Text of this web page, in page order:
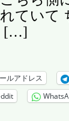
ていて
[…]
ルアドレス